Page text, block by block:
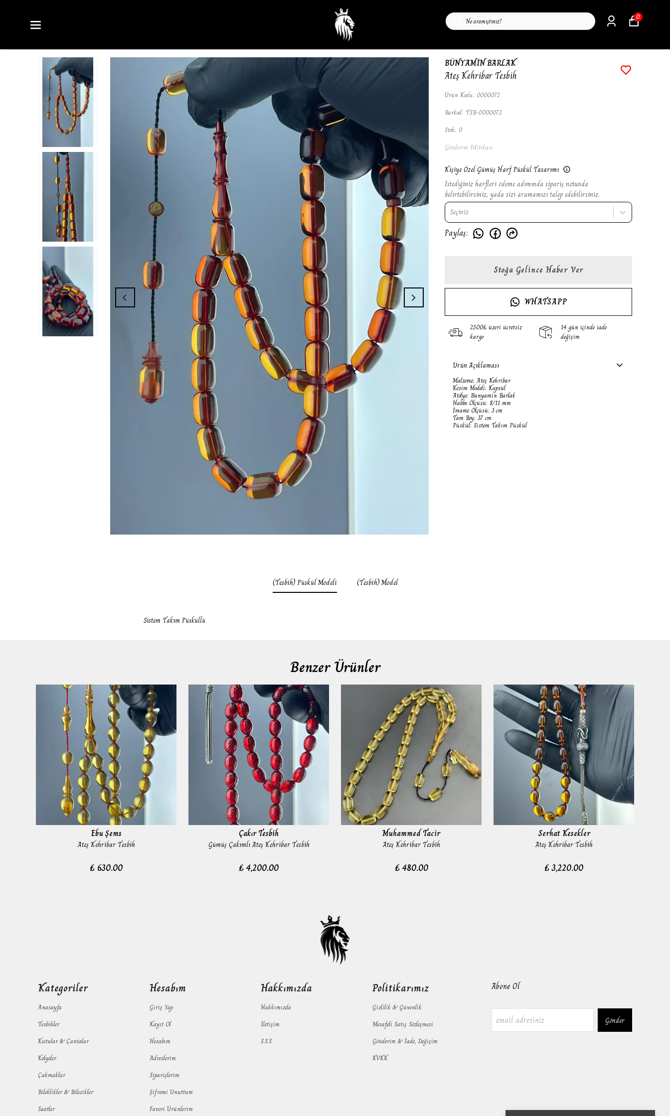
0
BÜNYAMİN BARLAK
Ateş Kehribar Tesbih
Ürün Kodu: 0000072
Barkod: TSB-0000072
Stok: 0
Gönderim Politikası
Kişiye Özel Gümüş Harf Püskül Tasarımı
İstediğiniz harfleri ödeme adımında sipariş notunda
belirtebilirsiniz, yada sizi aramamızı talep edebilirsiniz.
Seçiniz
Paylaş:
Stoğa Gelince Haber Ver
WHATSAPP
2500₺ üzeri ücretsiz
kargo
14 gün içinde iade
değişim
Ürün Açıklaması
Malzeme: Ateş Kehribar
Kesim Modeli: Kapsül
Atölye: Bünyamin Barlak
Habbe Ölçüsü: 8/11 mm
İmame Ölçüsü: 3 cm
Tam Boy: 37 cm
Püskül: Sistem Takım Püskül
(Tesbih) Püskül Modeli (Tesbih) Model
Sistem Takım Püsküllü
Benzer Ürünler
Ebu Şems
Ateş Kehribar Tesbih
₺ 630.00
Çakır Tesbih
Gümüş Çakımlı Ateş Kehribar Tesbih
₺ 4,200.00
Muhammed Tacir
Ateş Kehribar Tesbih
₺ 480.00
Serhat Kesekler
Ateş Kehribar Tesbih
₺ 3,220.00
Kategoriler
Anasayfa
Tesbihler
Kutular & Çantalar
Kolyeler
Çakmaklar
Bileklikler & Bilezikler
Saatler
Hesabım
Giriş Yap
Kayıt Ol
Hesabım
Adreslerim
Siparişlerim
Şifremi Unuttum
Favori Ürünlerim
Hakkımızda
Hakkımızda
İletişim
S.S.S
Politikarımız
Gizlilik & Güvenlik
Mesafeli Satış Sözleşmesi
Gönderim & İade, Değişim
KVKK
Abone Ol
Gönder